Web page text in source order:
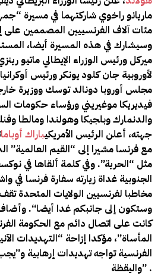
ماريانو راخوي شاركتهما في مسيرة
مئات آلاف الفرنسييين المصممين على
وسيشارك في هذه المسيرة أيضا،
ميركل ورئيس الوزراء الإيطالي ماتيو
لأوروبية جان كلود يونكر ورئيس
مجلس أوروبا دونالد توسك ووزيرة
فيديريكا موغيريني ورؤساء حكومات
والدنمارك وبلجيكا وهولندا ومالطا
جهته، أعلن الرئيس الأمريكيباراك أوباما
مع فرنسا مشيرا إلى “القيم العالمية”
مثل “الحرية”. وفي كلمة ألقاها في
الجنوبية غداة زيارته سفارة فرنسا في
مخاطبا لفرنسيين الولايات المتحدة
وستكون إلى جانبكم غدا أيضا“. وأضاف
كانت على اتصال دائم مع الحكومة
المأساة”، مؤكدا إزاحة “التهديدات
الفرنسية تواجه تهديدات إرهابية
واليقظة” .